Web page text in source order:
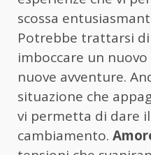
scossa
Potrebbe trattarsi
imboccare un
nuove avventure.
situazione che
vi permetta di dare
cambiamento.